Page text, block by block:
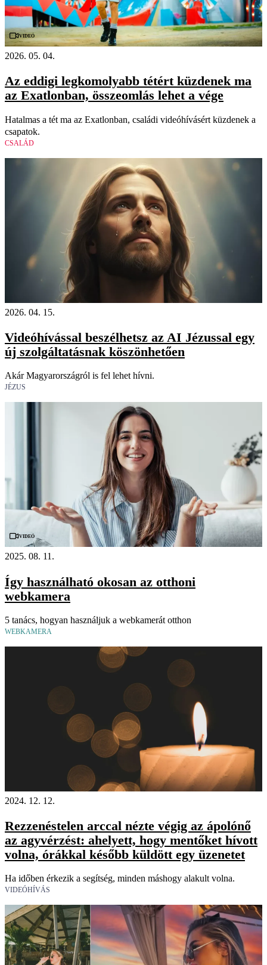
Videó
2026. 05. 04.
Az eddigi legkomolyabb tétért küzdenek ma
az Exatlonban, összeomlás lehet a vége
Hatalmas a tét ma az Exatlonban, családi videóhívásért küzdenek a
csapatok.
CSALÁD
2026. 04. 15.
Videóhívással beszélhetsz az AI Jézussal egy
új szolgáltatásnak köszönhetően
Akár Magyarországról is fel lehet hívni.
JÉZUS
Videó
2025. 08. 11.
Így használható okosan az otthoni
webkamera
5 tanács, hogyan használjuk a webkamerát otthon
WEBKAMERA
2024. 12. 12.
Rezzenéstelen arccal nézte végig az ápolónő
az agyvérzést: ahelyett, hogy mentőket hívott
volna, órákkal később küldött egy üzenetet
Ha időben érkezik a segítség, minden máshogy alakult volna.
VIDEÓHÍVÁS